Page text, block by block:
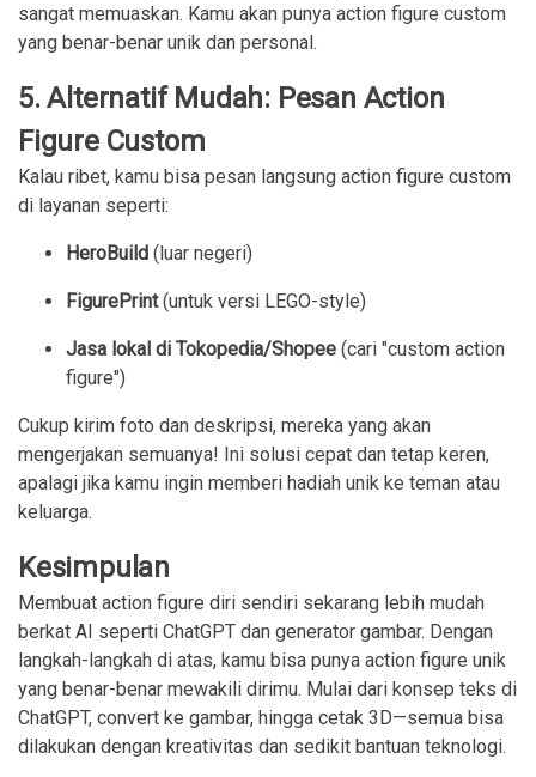
sangat memuaskan. Kamu akan punya action figure custom
yang benar-benar unik dan personal.
5. Alternatif Mudah: Pesan Action
Figure Custom
Kalau ribet, kamu bisa pesan langsung action figure custom
di layanan seperti:
HeroBuild (luar negeri)
FigurePrint(untuk versi LEGO-style)
Jasa lokal di Tokopedia/Shopee (cari "custom action
figure")
Cukup kirim foto dan deskripsi, mereka yang akan
mengerjakan semuanya! Ini solusi cepat dan tetap keren,
apalagi jika kamu ingin memberi hadiah unik ke teman atau
keluarga.
Kesimpulan
Membuat action figure diri sendiri sekarang lebih mudah
berkat AI seperti ChatGPT dan generator gambar. Dengan
langkah-langkah di atas, kamu bisa punya action figure unik
yang benar-benar mewakili dirimu. Mulai dari konsep teks di
ChatGPT, convert ke gambar, hingga cetak 3D—semua bisa
dilakukan dengan kreativitas dan sedikit bantuan teknologi.